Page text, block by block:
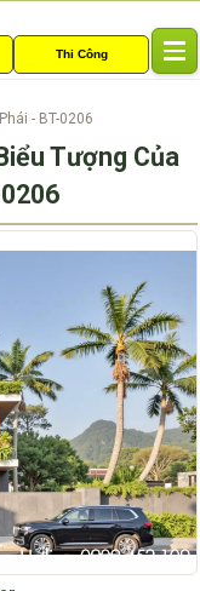
Thi Công
l
a
v
g
a
t
i
o
n
- BT-0206
Tượng Của